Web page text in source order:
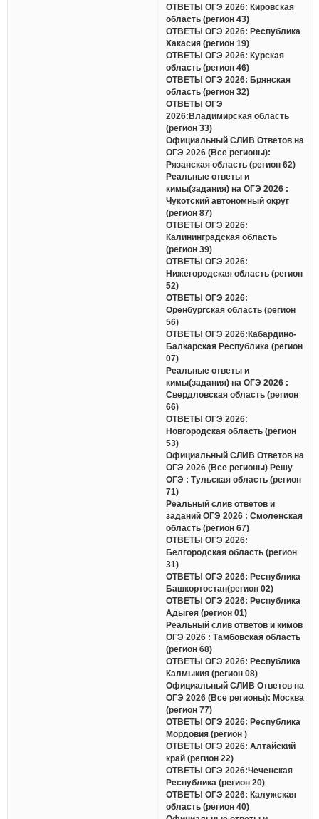
ОТВЕТЫ ОГЭ 2026: Кировская
область (регион 43)
ОТВЕТЫ ОГЭ 2026: Республика
Хакасия (регион 19)
ОТВЕТЫ ОГЭ 2026: Курская
область (регион 46)
ОТВЕТЫ ОГЭ 2026: Брянская
область (регион 32)
ОТВЕТЫ ОГЭ
2026:Владимирская область
(регион 33)
Официальный СЛИВ Ответов на
ОГЭ 2026 (Все регионы):
Рязанская область (регион 62)
Реальные ответы и
кимы(задания) на ОГЭ 2026 :
Чукотский автономный округ
(регион 87)
ОТВЕТЫ ОГЭ 2026:
Калининградская область
(регион 39)
ОТВЕТЫ ОГЭ 2026:
Нижегородская область (регион
52)
ОТВЕТЫ ОГЭ 2026:
Оренбургская область (регион
56)
ОТВЕТЫ ОГЭ 2026:Кабардино-
Балкарская Республика (регион
07)
Реальные ответы и
кимы(задания) на ОГЭ 2026 :
Свердловская область (регион
66)
ОТВЕТЫ ОГЭ 2026:
Новгородская область (регион
53)
Официальный СЛИВ Ответов на
ОГЭ 2026 (Все регионы) Решу
ОГЭ : Тульская область (регион
71)
Реальный слив ответов и
заданий ОГЭ 2026 : Смоленская
область (регион 67)
ОТВЕТЫ ОГЭ 2026:
Белгородская область (регион
31)
ОТВЕТЫ ОГЭ 2026: Республика
Башкортостан(регион 02)
ОТВЕТЫ ОГЭ 2026: Республика
Адыгея (регион 01)
Реальный слив ответов и кимов
ОГЭ 2026 : Тамбовская область
(регион 68)
ОТВЕТЫ ОГЭ 2026: Республика
Калмыкия (регион 08)
Официальный СЛИВ Ответов на
ОГЭ 2026 (Все регионы): Москва
(регион 77)
ОТВЕТЫ ОГЭ 2026: Республика
Мордовия (регион )
ОТВЕТЫ ОГЭ 2026: Алтайский
край (регион 22)
ОТВЕТЫ ОГЭ 2026:Чеченская
Республика (регион 20)
ОТВЕТЫ ОГЭ 2026: Калужская
область (регион 40)